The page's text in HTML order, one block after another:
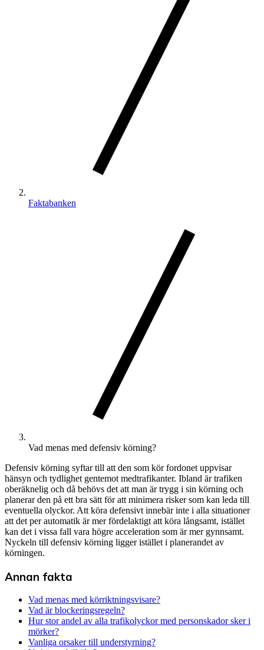
Faktabanken
Vad menas med defensiv körning?
Defensiv körning syftar till att den som kör fordonet uppvisar
hänsyn och tydlighet gentemot medtrafikanter. Ibland är trafiken
oberäknelig och då behövs det att man är trygg i sin körning och
planerar den på ett bra sätt för att minimera risker som kan leda till
eventuella olyckor. Att köra defensivt innebär inte i alla situationer
att det per automatik är mer fördelaktigt att köra långsamt, istället
kan det i vissa fall vara högre acceleration som är mer gynnsamt.
Nyckeln till defensiv körning ligger istället i planerandet av
körningen.
Annan fakta
Vad menas med körriktningsvisare?
Vad är blockeringsregeln?
Hur stor andel av alla trafikolyckor med personskador sker i
mörker?
Vanliga orsaker till understyrning?